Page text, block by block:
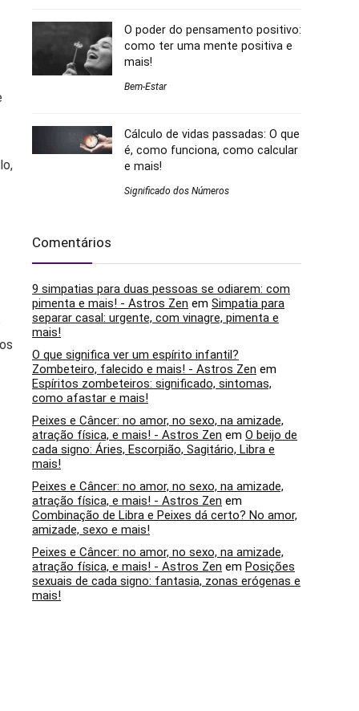
O poder do pensamento positivo:
como ter uma mente positiva e
mais!
Bem-Estar
Cálculo de vidas passadas: O que
é, como funciona, como calcular
e mais!
Significado dos Números
Comentários
9 simpatias para duas pessoas se odiarem: com
pimenta e mais! - Astros Zen em Simpatia para
separar casal: urgente, com vinagre, pimenta e
mais!
O que significa ver um espírito infantil?
Zombeteiro, falecido e mais! - Astros Zen em
Espíritos zombeteiros: significado, sintomas,
como afastar e mais!
Peixes e Câncer: no amor, no sexo, na amizade,
atração física, e mais! - Astros Zen em O beijo de
cada signo: Áries, Escorpião, Sagitário, Libra e
mais!
Peixes e Câncer: no amor, no sexo, na amizade,
atração física, e mais! - Astros Zen em
Combinação de Libra e Peixes dá certo? No amor,
amizade, sexo e mais!
Peixes e Câncer: no amor, no sexo, na amizade,
atração física, e mais! - Astros Zen em Posições
sexuais de cada signo: fantasia, zonas erógenas e
mais!